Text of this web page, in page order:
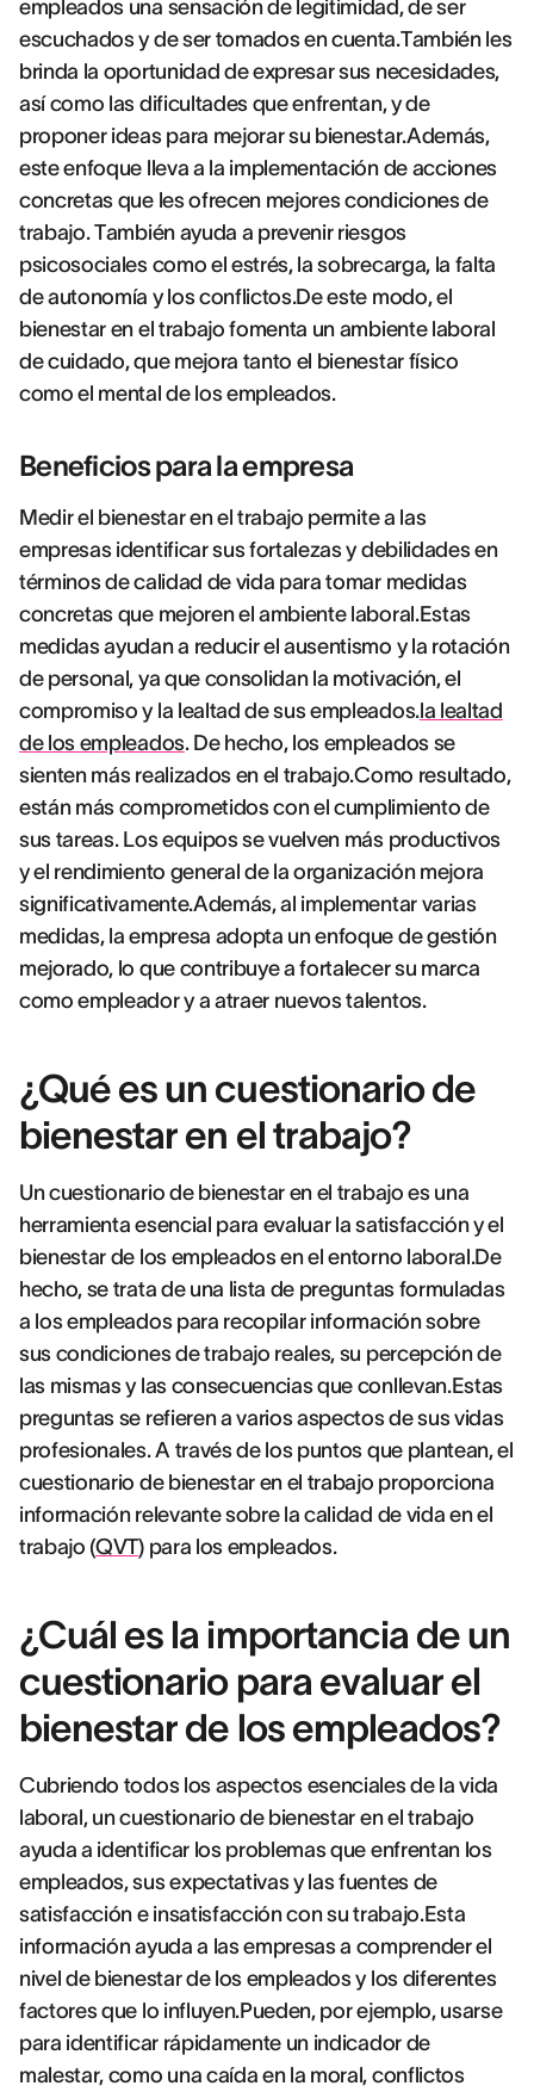
empleados una sensación de legitimidad, de ser
escuchados y de ser tomados en cuenta.También les
brinda la oportunidad de expresar sus necesidades,
así como las dificultades que enfrentan, y de
proponer ideas para mejorar su bienestar.Además,
este enfoque lleva a la implementación de acciones
concretas que les ofrecen mejores condiciones de
trabajo. También ayuda a prevenir riesgos
psicosociales como el estrés, la sobrecarga, la falta
de autonomía y los conflictos.De este modo, el
bienestar en el trabajo fomenta un ambiente laboral
de cuidado, que mejora tanto el bienestar físico
como el mental de los empleados.
Beneficios para la empresa
Medir el bienestar en el trabajo permite a las
empresas identificar sus fortalezas y debilidades en
términos de calidad de vida para tomar medidas
concretas que mejoren el ambiente laboral.Estas
medidas ayudan a reducir el ausentismo y la rotación
de personal, ya que consolidan la motivación, el
compromiso y la lealtad de sus empleados.la lealtad
de los empleados. De hecho, los empleados se
sienten más realizados en el trabajo.Como resultado,
están más comprometidos con el cumplimiento de
sus tareas. Los equipos se vuelven más productivos
y el rendimiento general de la organización mejora
significativamente.Además, al implementar varias
medidas, la empresa adopta un enfoque de gestión
mejorado, lo que contribuye a fortalecer su marca
como empleador y a atraer nuevos talentos.
¿Qué es un cuestionario de
bienestar en el trabajo?
Un cuestionario de bienestar en el trabajo es una
herramienta esencial para evaluar la satisfacción y el
bienestar de los empleados en el entorno laboral.De
hecho, se trata de una lista de preguntas formuladas
a los empleados para recopilar información sobre
sus condiciones de trabajo reales, su percepción de
las mismas y las consecuencias que conllevan.Estas
preguntas se refieren a varios aspectos de sus vidas
profesionales. A través de los puntos que plantean, el
cuestionario de bienestar en el trabajo proporciona
información relevante sobre la calidad de vida en el
trabajo (QVT) para los empleados.
¿Cuál es la importancia de un
cuestionario para evaluar el
bienestar de los empleados?
Cubriendo todos los aspectos esenciales de la vida
laboral, un cuestionario de bienestar en el trabajo
ayuda a identificar los problemas que enfrentan los
empleados, sus expectativas y las fuentes de
satisfacción e insatisfacción con su trabajo.Esta
información ayuda a las empresas a comprender el
nivel de bienestar de los empleados y los diferentes
factores que lo influyen.Pueden, por ejemplo, usarse
para identificar rápidamente un indicador de
malestar, como una caída en la moral, conflictos